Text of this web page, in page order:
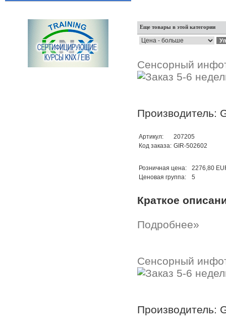
Еще товары в этой категории
Сенсорный
Производитель:
Артикул:
207205
Код заказа: GIR-502602
Розничная цена:
2276,80
Ценовая группа:
5
Краткое
Подробнее»
Сенсорный
Производитель: